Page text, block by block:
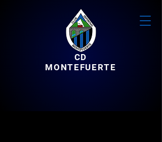
CD
MONTEFUERTE